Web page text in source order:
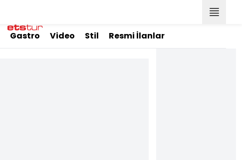
Gastro Video Stil Resmi İlanlar